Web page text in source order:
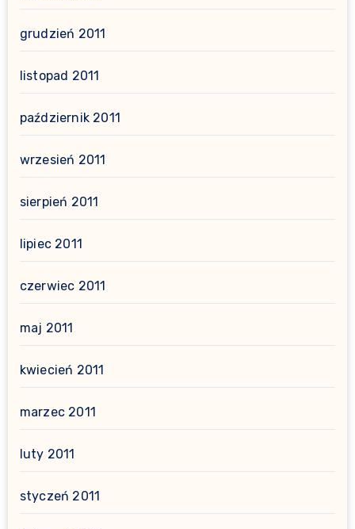
grudzień 2011
listopad 2011
październik 2011
wrzesień 2011
sierpień 2011
lipiec 2011
czerwiec 2011
maj 2011
kwiecień 2011
marzec 2011
luty 2011
styczeń 2011